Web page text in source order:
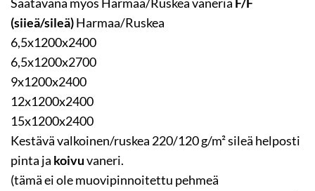
Saatavana myös Harmaa/Ruskea vaneria F/F
(siieä/sileä)Harmaa/Ruskea
6,5x1200x2400
6,5x1200x2700
9x1200x2400
12x1200x2400
15x1200x2400
Kestävä valkoinen/ruskea 220/120 g/m² sileä helposti
pinta ja koivuvaneri.
(tämä ei ole muovipinnoitettu pehmeä